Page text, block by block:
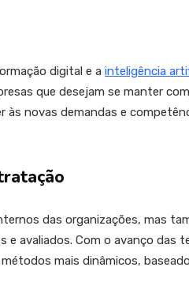
digital e a inteligência
que desejam se manter
novas demandas e
das organizações, mas
avaliados. Com o avanço das
mais dinâmicos,